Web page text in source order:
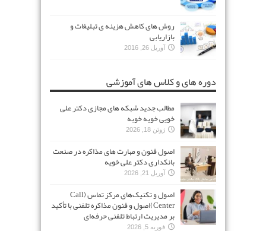
روش های کاهش هزینه ی تبلیغات و
بازاریابی
آوریل 26, 2016
دوره های و کلاس های آموزشی
مطالب جدید شبکه های مجازی دکتر علی
خویی خویه خوبه
ژوئن 18, 2026
اصول فنون و مهارت های مذاکره در صنعت
بانکداری دکتر علی خویه
آوریل 21, 2026
اصول و تکنیک‌های مرکز تماس (Call
Center)اصول و فنون مذاکره تلفنی با تأکید
بر مدیریت ارتباط تلفنی حرفه‌ای
فوریه 5, 2026